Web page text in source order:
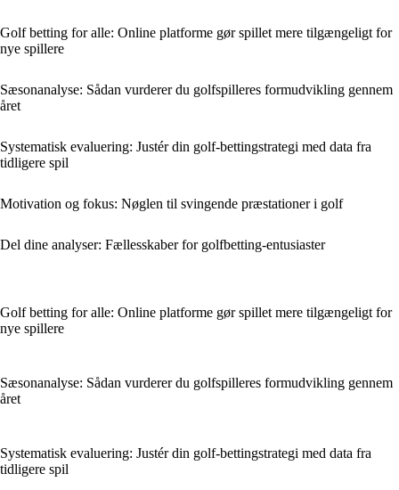
Golf betting for alle: Online platforme gør spillet mere tilgængeligt for
nye spillere
Sæsonanalyse: Sådan vurderer du golfspilleres formudvikling gennem
året
Systematisk evaluering: Justér din golf-bettingstrategi med data fra
tidligere spil
Motivation og fokus: Nøglen til svingende præstationer i golf
Del dine analyser: Fællesskaber for golfbetting-entusiaster
Golf betting for alle: Online platforme gør spillet mere tilgængeligt for
nye spillere
Sæsonanalyse: Sådan vurderer du golfspilleres formudvikling gennem
året
Systematisk evaluering: Justér din golf-bettingstrategi med data fra
tidligere spil